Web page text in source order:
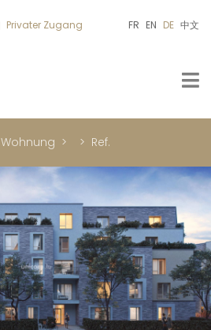
Privater Zugang FR EN DE 中文
Wohnung Ref.